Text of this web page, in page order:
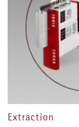
Extraction